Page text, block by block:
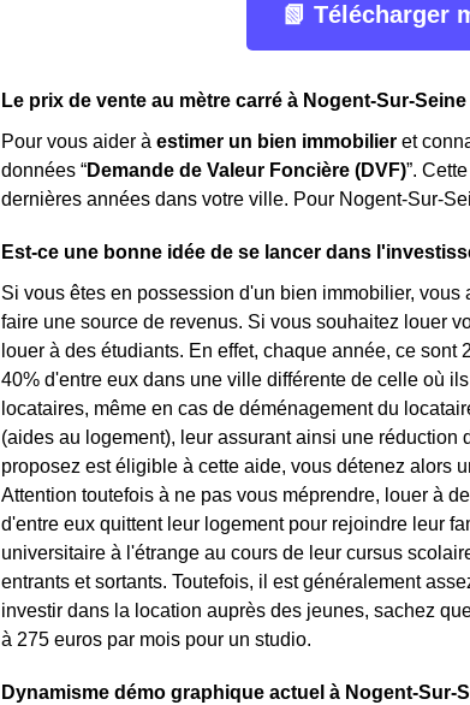
📗 Télécharger
Le prix de vente au mètre carré à Nogent-Sur-Seine
Pour vous aider à estimer un bien immobilier et
données “Demande de Valeur Foncière (DVF)”.
dernières années dans votre ville. Pour Nogent-Sur-
Est-ce une bonne idée de se lancer dans
Si vous êtes en possession d'un bien immobilier,
faire une source de revenus. Si vous souhaitez louer
louer à des étudiants. En effet, chaque année, ce
40% d'entre eux dans une ville différente de celle où
locataires, même en cas de déménagement du
(aides au logement), leur assurant ainsi une
proposez est éligible à cette aide, vous détenez alors
Attention toutefois à ne pas vous méprendre, louer à
d'entre eux quittent leur logement pour rejoindre leur
universitaire à l'étrange au cours de leur cursus
entrants et sortants. Toutefois, il est généralement
investir dans la location auprès des jeunes, sachez
à 275 euros par mois pour un studio.
Dynamisme démo graphique actuel à Nogent-